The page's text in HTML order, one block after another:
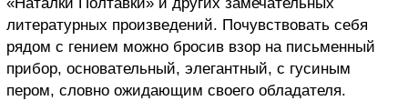
литературных произведений. Почувствовать себя
рядом с гением можно бросив взор на письменный
прибор, основательный, элегантный, с гусиным
пером, словно ожидающим своего обладателя.